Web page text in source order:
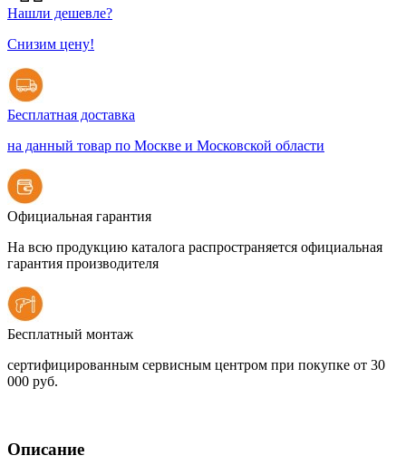
Нашли дешевле?
Снизим цену!
Бесплатная доставка
на данный товар по Москве и Московской области
Официальная гарантия
На всю продукцию каталога распространяется официальная
гарантия производителя
Бесплатный монтаж
сертифицированным сервисным центром при покупке от 30
000 руб.
Описание